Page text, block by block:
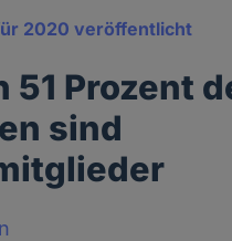
2020 veröffentlicht
51 Prozent
sind